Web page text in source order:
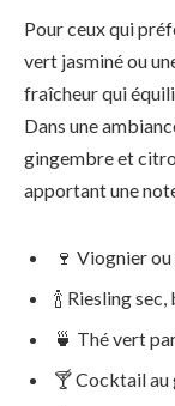
Pour ceux qui
vert jasminé ou
fraîcheur qui
Dans une
gingembre et
apportant une
🍷 Viognier
🍾 Riesling
🍵 Thé vert
🍸 Cocktail